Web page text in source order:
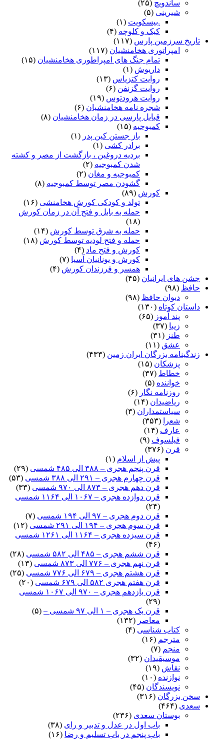
ساندویچ (۲۵)
شیرینی (۵)
.بیسکویت (۱)
کیک و کلوچه (۴)
تاریخ سرزمین پارس (۱۱۷)
امپراتوری هخامنشیان (۱۱۷)
تمام جنگ های امپراطوری هخامنشیان (۱۵)
داریوش (۱)
روایت کتزیاس (۱۳)
روایت گزنفن (۶)
روایت هرودتوس (۱۹)
شجره نامه هخامنشیان (۶)
قبایل پارسی در زمان هخامنشیان (۸)
کمبوجیه (۱۵)
باز جستن کین پدر (۱)
برادر کشی (۱)
بردیه دروغین ، بازگشت از مصر و کشته
شدن کمبوجیه (۲)
کمبوجیه و مغان (۲)
گشودن مصر توسط کمبوجیه (۸)
کورش (۸۹)
تولد و کودکی کورش هخامنشی (۱۶)
حمله به بابل و فتح آن در زمان کورش
(۱۸)
حمله به شرق توسط کورش (۱۴)
حمله و فتح لودیه توسط کورش (۱۸)
کورش و فتح ماد (۴)
کورش و یونانیان آسیا (۷)
همسر و فرزندان کورش (۴)
جشن های ایرانیان (۴۵)
حافظ (۹۸)
دیوان حافظ (۹۸)
داستان کوتاه (۱۳۰)
پند آموز (۶۵)
زیبا (۳۷)
طنز (۳۱)
عشق (۱۱)
زندگینامه بزرگان ایران زمین (۴۳۳)
پزشکان (۱۵)
خطاط (۳۷)
خواننده (۵)
روزنامه نگار (۶)
ریاضیدان (۱۴)
سیاستمداران (۳)
شعرا
(۳۵۳)
عارف (۱۴)
فیلسوف (۹)
قرن (۳۷۶)
پیش از اسلام (۱)
قرن پنجم هجری – ۳۸۸ الی ۴۸۵ شمسی
(۲۹)
قرن چهارم هجری – ۲۹۱ الی ۳۸۸ شمسی
(۵۳)
قرن دهم هجری – ۸۷۳ الی ۹۷۰ شمسی
(۳۳)
قرن دوازده هجری – ۱۰۶۷ الی ۱۱۶۴ شمسی
(۲۴)
قرن دوم هجری – ۹۷ الی ۱۹۴ شمسی
(۷)
قرن سوم هجری – ۱۹۴ الی ۲۹۱ شمسی
(۱۲)
قرن سیزده هجری – ۱۱۶۴ الی ۱۲۶۱ شمسی
(۴۶)
قرن ششم هجری – ۴۸۵ الی ۵۸۲ شمسی
(۲۸)
قرن نهم هجری – ۷۷۶ الی ۸۷۳ شمسی
(۱۳)
قرن هشتم هجری – ۶۷۹ الی ۷۷۶ شمسی
(۲۵)
قرن هفتم هجری ۵۸۲ الی ۶۷۹ شمسی
(۲۰)
قرن یازدهم هجری – ۹۷۰ الی ۱۰۶۷ شمسی
(۲۹)
قرن یک هجری – ۱ الی ۹۷ شمسی –
(۵)
معاصر (۱۳۲)
کتاب شناسی (۴)
مترجم (۱۶)
منجم (۷)
موسیقیدان (۳۲)
نقاش (۱۹)
نوازنده (۱۰)
نویسندگان (۴۵)
سخن بزرگان (۳۱۶)
سعدی (۴۶۴)
بوستان سعدی (۲۳۶)
باب اول در عدل و تدبیر و رای (۳۸)
باب پنجم در باب تسلیم و رضا (۱۶)